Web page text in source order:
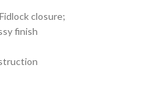
closure;
finish